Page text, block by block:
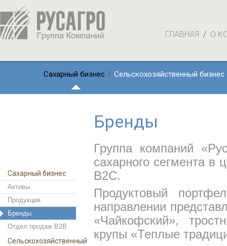
ГЛАВНАЯ / О
Сахарный бизнес / Сельскохозяйственный бизнес
Сахарный бизнес
Активы
Продукция
Бренды
Отдел продаж B2B
Сельскохозяйственный
Бренды
Группа компаний
сахарного сегмента в
B2C.
Продуктовый
направлении
«Чайкофский»,
крупы «Теплые